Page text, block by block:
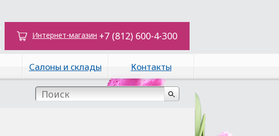
Интернет-магазин +7 (812) 600-4-300
Салоны и склады Контакты